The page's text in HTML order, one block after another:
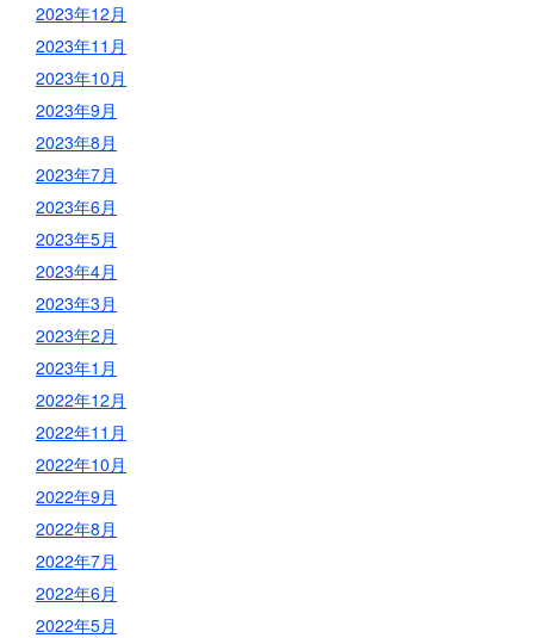
2023年12月
2023年11月
2023年10月
2023年9月
2023年8月
2023年7月
2023年6月
2023年5月
2023年4月
2023年3月
2023年2月
2023年1月
2022年12月
2022年11月
2022年10月
2022年9月
2022年8月
2022年7月
2022年6月
2022年5月